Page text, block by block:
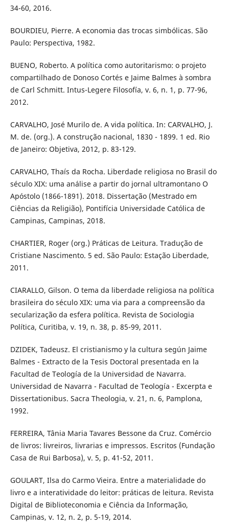
34-60, 2016.
BOURDIEU, Pierre. A economia das trocas simbólicas. São
Paulo: Perspectiva, 1982.
BUENO, Roberto. A política como autoritarismo: o projeto
compartilhado de Donoso Cortés e Jaime Balmes à sombra
de Carl Schmitt. Intus-Legere Filosofía, v. 6, n. 1, p. 77-96,
2012.
CARVALHO, José Murilo de. A vida política. In: CARVALHO, J.
M. de. (org.). A construção nacional, 1830 - 1899. 1 ed. Rio
de Janeiro: Objetiva, 2012, p. 83-129.
CARVALHO, Thaís da Rocha. Liberdade religiosa no Brasil do
século XIX: uma análise a partir do jornal ultramontano O
Apóstolo (1866-1891). 2018. Dissertação (Mestrado em
Ciências da Religião), Pontifícia Universidade Católica de
Campinas, Campinas, 2018.
CHARTIER, Roger (org.) Práticas de Leitura. Tradução de
Cristiane Nascimento. 5 ed. São Paulo: Estação Liberdade,
2011.
CIARALLO, Gilson. O tema da liberdade religiosa na política
brasileira do século XIX: uma via para a compreensão da
secularização da esfera política. Revista de Sociologia
Política, Curitiba, v. 19, n. 38, p. 85-99, 2011.
DZIDEK, Tadeusz. El cristianismo y la cultura según Jaime
Balmes - Extracto de la Tesis Doctoral presentada en la
Facultad de Teología de la Universidad de Navarra.
Universidad de Navarra - Facultad de Teología - Excerpta e
Dissertationibus. Sacra Theologia, v. 21, n. 6, Pamplona,
1992.
FERREIRA, Tânia Maria Tavares Bessone da Cruz. Comércio
de livros: livreiros, livrarias e impressos. Escritos (Fundação
Casa de Rui Barbosa), v. 5, p. 41-52, 2011.
GOULART, Ilsa do Carmo Vieira. Entre a materialidade do
livro e a interatividade do leitor: práticas de leitura. Revista
Digital de Biblioteconomia e Ciência da Informação,
Campinas, v. 12, n. 2, p. 5-19, 2014.